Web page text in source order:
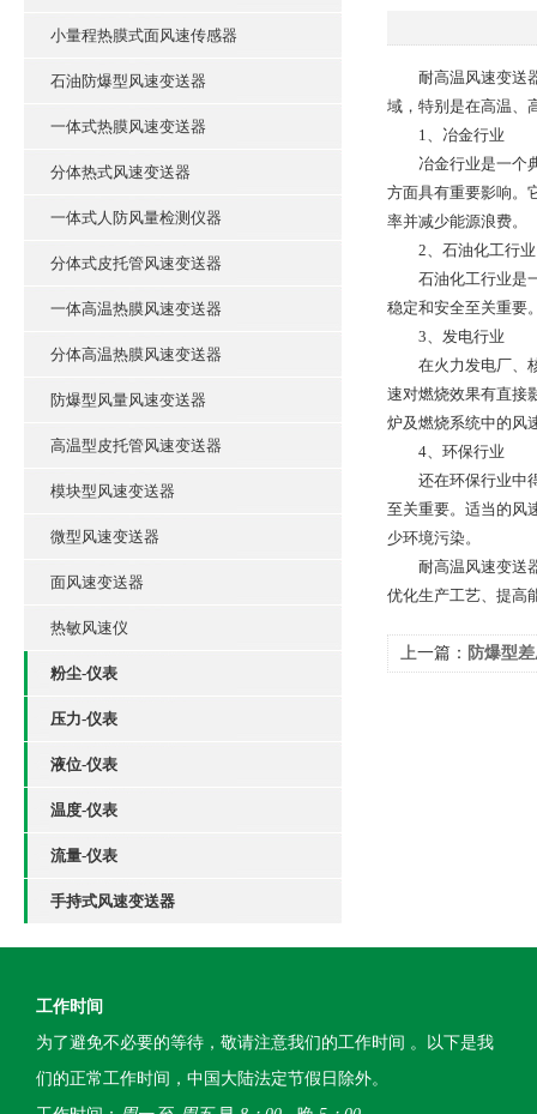
小量程热膜式面风速传感器
石油防爆型风速变送器
一体式热膜风速变送器
分体热式风速变送器
一体式人防风量检测仪器
分体式皮托管风速变送器
一体高温热膜风速变送器
分体高温热膜风速变送器
防爆型风量风速变送器
高温型皮托管风速变送器
模块型风速变送器
微型风速变送器
面风速变送器
热敏风速仪
粉尘-仪表
压力-仪表
液位-仪表
温度-仪表
流量-仪表
手持式风速变送器
耐高温风速变送器
域，特别是在高温、
1、冶金行业
冶金行业是一个典
方面具有重要影响。
率并减少能源浪费。
2、石油化工行业
石油化工行业是一
稳定和安全至关重要
3、发电行业
在火力发电厂、核
速对燃烧效果有直接
炉及燃烧系统中的风
4、环保行业
还在环保行业中得
至关重要。适当的风
少环境污染。
耐高温风速变送器
优化生产工艺、提高
上一篇： 防爆型
工作时间
为了避免不必要的等待，敬请注意我们的工作时间 。以下是我
们的正常工作时间，中国大陆法定节假日除外。